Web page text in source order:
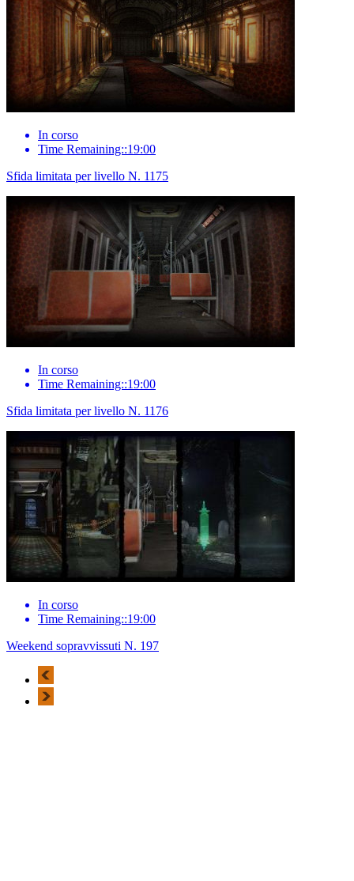
In corso
Time Remaining::19:00
Sfida limitata per livello N. 1175
In corso
Time Remaining::19:00
Sfida limitata per livello N. 1176
In corso
Time Remaining::19:00
Weekend sopravvissuti N. 197